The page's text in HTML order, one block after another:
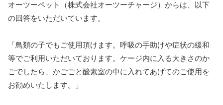
オーツーペット（株式会社オーツーチャージ）からは、以下
の回答をいただいています。
「鳥類の子でもご使用頂けます。呼吸の手助けや症状の緩和
等でご利用いただいております。ケージ内に入る大きさのか
ごでしたら、かごごと酸素室の中に入れてあげてのご使用を
お勧めいたします。」